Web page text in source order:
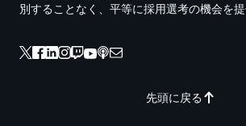
先頭に戻る
別することなく、平等に採用選考の機会を提